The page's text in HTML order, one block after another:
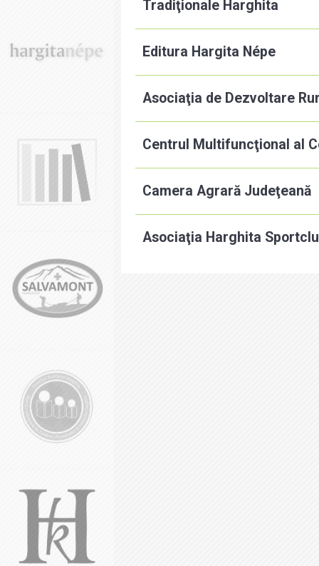
Tradiţionale Harghita
Editura Hargita Népe
Asociaţia de Dezvoltare
Centrul Multifuncţional al
Camera Agrară Judeţeană
Asociaţia Harghita